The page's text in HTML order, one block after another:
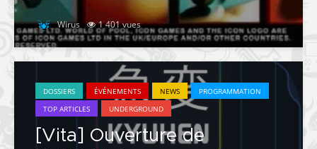
Wirus 1 401 vues
DOSSIERS ÉVÉNEMENTS NEWS
PROGRAMMATION
TOP ARTICLES
UNDERGROUND
[Vita] Ouverture de